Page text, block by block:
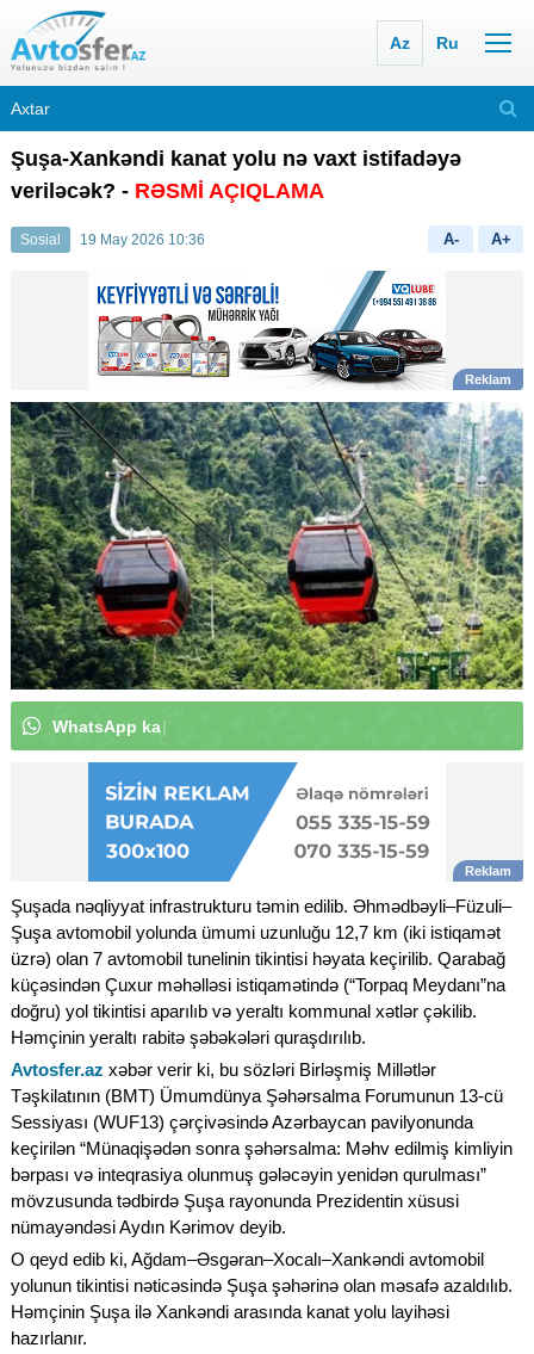
Az Ru
Şuşa-Xankəndi kanat yolu nə vaxt istifadəyə
veriləcək? - RƏSMİ AÇIQLAMA
Sosial 19 May 2026 10:36 A- A+
WhatsApp kan
Şuşada nəqliyyat infrastrukturu təmin edilib. Əhmədbəyli–Füzuli–
Şuşa avtomobil yolunda ümumi uzunluğu 12,7 km (iki istiqamət
üzrə) olan 7 avtomobil tunelinin tikintisi həyata keçirilib. Qarabağ
küçəsindən Çuxur məhəlləsi istiqamətində (“Torpaq Meydanı”na
doğru) yol tikintisi aparılıb və yeraltı kommunal xətlər çəkilib.
Həmçinin yeraltı rabitə şəbəkələri quraşdırılıb.
Avtosfer.az xəbər verir ki, bu sözləri Birləşmiş Millətlər
Təşkilatının (BMT) Ümumdünya Şəhərsalma Forumunun 13-cü
Sessiyası (WUF13) çərçivəsində Azərbaycan pavilyonunda
keçirilən “Münaqişədən sonra şəhərsalma: Məhv edilmiş kimliyin
bərpası və inteqrasiya olunmuş gələcəyin yenidən qurulması”
mövzusunda tədbirdə Şuşa rayonunda Prezidentin xüsusi
nümayəndəsi Aydın Kərimov deyib.
O qeyd edib ki, Ağdam–Əsgəran–Xocalı–Xankəndi avtomobil
yolunun tikintisi nəticəsində Şuşa şəhərinə olan məsafə azaldılıb.
Həmçinin Şuşa ilə Xankəndi arasında kanat yolu layihəsi
hazırlanır.